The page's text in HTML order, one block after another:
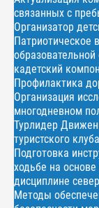
связанных с
Организатор
Патриотическое
кадетский
Профилактика
Организация
многодневном
Турлидер
туристского клуба
Подготовка
ходьбе на
дисциплине
Методы